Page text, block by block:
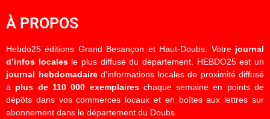
À PROPOS
Hebdo25 éditions Grand Besançon et Haut-Doubs. Votre journal
d’infos localesle plus diffusé du département. HEBDO25 est un
journal hebdomadaired’informations locales de proximité diffusé
à plus de 110 000 exemplaireschaque semaine en points de
dépôts dans vos commerces locaux et en boîtes aux lettres sur
abonnement dans le département du Doubs.